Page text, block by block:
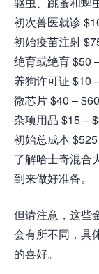
初次兽医就诊
初始疫苗注射
绝育或绝育 $50
养狗许可证 $10
微芯片 $40 – $60
杂项用品 $15 –
初始总成本
了解哈士奇混合
到来做好准备。
但请注意，这些
会有所不同，具
的喜好。